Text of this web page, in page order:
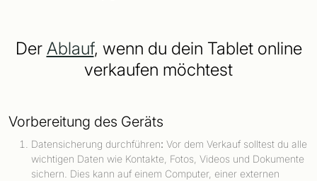
Der Ablauf, wenn du dein Tablet online
verkaufen möchtest
Vorbereitung des Geräts
Datensicherung durchführen: Vor dem Verkauf solltest du alle
wichtigen Daten wie Kontakte, Fotos, Videos und Dokumente
sichern. Dies kann auf einem Computer, einer externen